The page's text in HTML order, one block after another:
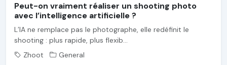
Peut-on vraiment réaliser un shooting photo
avec l’intelligence artificielle ?
L’IA ne remplace pas le photographe, elle redéfinit le
shooting : plus rapide, plus flexib...
Zhoot
General